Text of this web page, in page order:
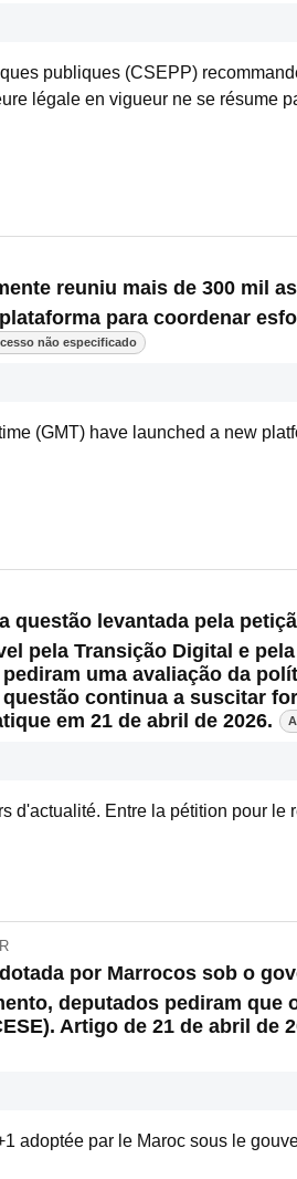
publiques (CSEPP)
légale en vigueur ne se résume
reuniu mais de 300 mil
para coordenar
não especificado
(GMT) have launched a new
questão levantada pela
pela Transição Digital e
uma avaliação da
continua a suscitar
em 21 de abril de 2026.
d'actualité. Entre la pétition pour le
por Marrocos sob o
deputados pediram que
Artigo de 21 de abril de
adoptée par le Maroc sous le